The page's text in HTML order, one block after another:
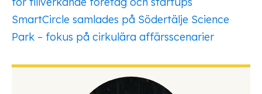
SmartCircle samlades på Södertälje Science
Park – fokus på cirkulära affärsscenarier